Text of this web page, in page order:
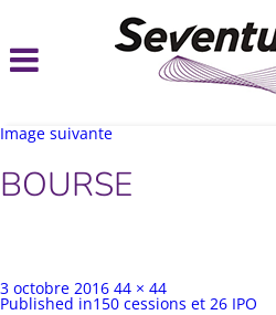
Image suivante
BOURSE
Publié
sur
3 octobre 2016 Taille
complète
44 × 44
Navigation
Published in150 cessions et 26 IPO